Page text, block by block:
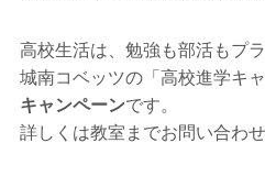
高校生活は、勉強も部活もプ
城南コベッツの「高校進学キ
キャンペーンです。
詳しくは教室までお問い合わせ